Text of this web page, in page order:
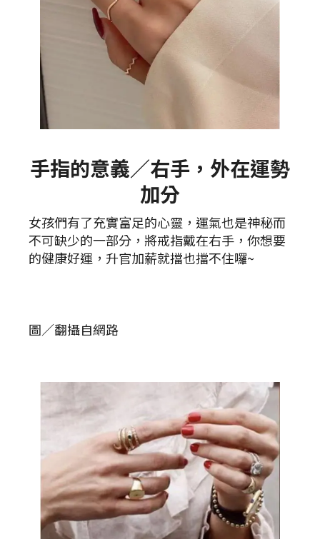
手指的意義／右手，外在運勢
加分
女孩們有了充實富足的心靈，運氣也是神秘而
不可缺少的一部分，將戒指戴在右手，你想要
的健康好運，升官加薪就擋也擋不住囉~
圖／翻攝自網路